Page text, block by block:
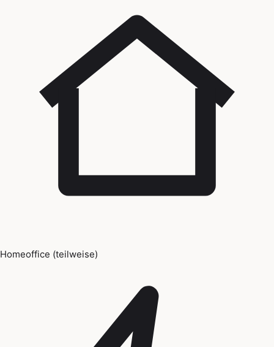
Homeoffice (teilweise)